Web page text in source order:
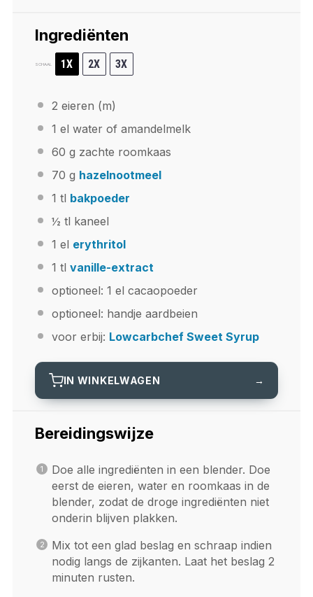
Ingrediënten
SCHAAL 1X 2X 3X
2 eieren (m)
1 el water of amandelmelk
60 g zachte roomkaas
70 g hazelnootmeel
1 tl bakpoeder
½ tl kaneel
1 el erythritol
1 tl vanille-extract
optioneel: 1 el cacaopoeder
optioneel: handje aardbeien
voor erbij: Lowcarbchef Sweet Syrup
IN WINKELWAGEN →
Bereidingswijze
Doe alle ingrediënten in een blender. Doe
eerst de eieren, water en roomkaas in de
blender, zodat de droge ingrediënten niet
onderin blijven plakken.
Mix tot een glad beslag en schraap indien
nodig langs de zijkanten. Laat het beslag 2
minuten rusten.